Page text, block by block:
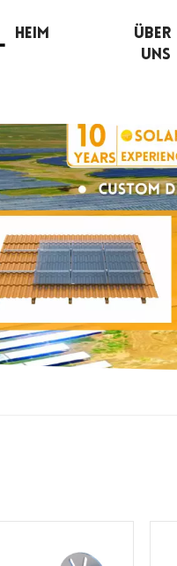
Heim
Über
Uns